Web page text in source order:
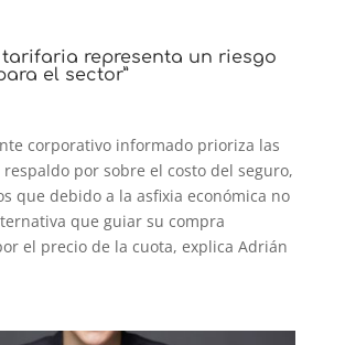
tarifaria representa un riesgo
el sector”
corporativo informado prioriza las
por sobre el costo del seguro,
que debido a la asfixia económica no
que guiar su compra
el precio de la cuota, explica Adrián